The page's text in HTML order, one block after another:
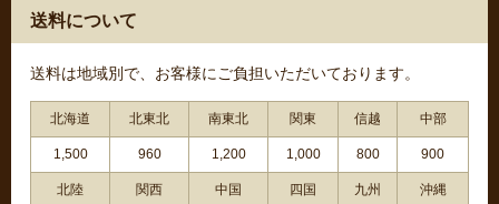
送料について
送料は地域別で、お客様にご負担いただいております。
北海道 北東北 南東北 関東 信越 中部
1,500 960 1,200 1,000 800 900
北陸 関西 中国 四国 九州 沖縄